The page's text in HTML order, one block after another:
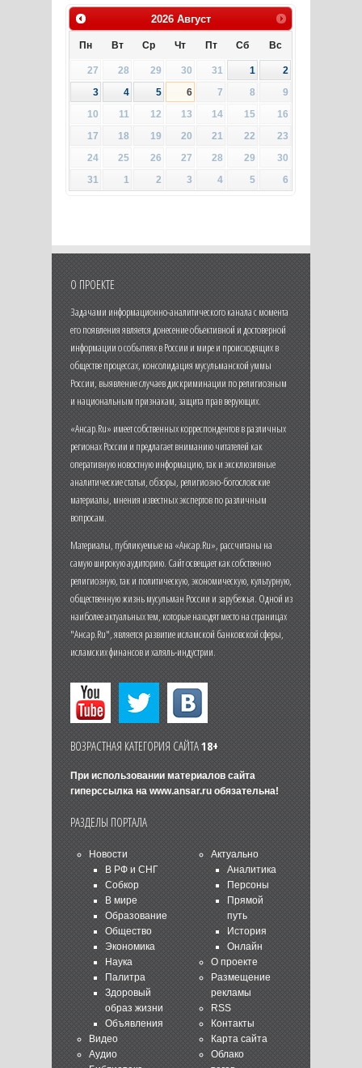
2026 Август
Пн Вт Ср Чт Пт Сб Вс
27 28 29 30 31 1
2
3
4 5 6 7 8
9
10
11 12 13 14 15
16
17
18 19 20 21 22
23
24
25 26 27 28 29
30
31
1 2 3 4 5 6
О ПРОЕКТЕ
Задачами информационно-аналитического канала с момента
его появления является донесение объективной и достоверной
информации о событиях в России и мире и происходящих в
обществе процессах, консолидация мусульманской уммы
России, выявление случаев дискриминации по религиозным
и национальным признакам, защита прав верующих.
«Ансар.Ru» имеет собственных корреспондентов в различных
регионах России и предлагает вниманию читателей как
оперативную новостную информацию, так и эксклюзивные
аналитические статьи, обзоры, религиозно-богословские
материалы, мнения известных экспертов по различным
вопросам.
Материалы, публикуемые на «Ансар.Ru», рассчитаны на
самую широкую аудиторию. Сайт освещает как собственно
религиозную, так и политическую, экономическую, культурную,
общественную жизнь мусульман России и зарубежья. Одной из
наиболее актуальных тем, которые находят место на страницах
"Ансар.Ru", является развитие исламской банковской сферы,
исламских финансов и халяль-индустрии.
ВОЗРАСТНАЯ КАТЕГОРИЯ САЙТА18+
При использовании материалов сайта
гиперссылка на www.ansar.ruобязательна!
РАЗДЕЛЫ ПОРТАЛА
Новости
В РФ и СНГ
Собкор
В мире
Образование
Общество
Экономика
Наука
Палитра
Здоровый
образ жизни
Объявления
Видео
Аудио
Актуально
Аналитика
Персоны
Прямой
путь
История
Онлайн
О проекте
Размещение
рекламы
RSS
Контакты
Карта сайта
Облако